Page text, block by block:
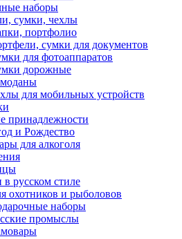
наборы
сумки, чехлы
портфолио
сумки для документов
для фотоаппаратов
дорожные
для мобильных устройств
принадлежности
и Рождество
для алкоголя
русском стиле
охотников и рыболовов
наборы
промыслы